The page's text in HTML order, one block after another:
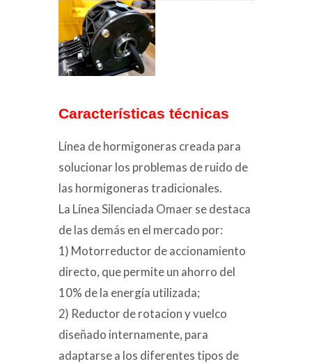
Características técnicas
Línea de hormigoneras creada para
solucionar los problemas de ruido de
las hormigoneras tradicionales.
La Línea Silenciada Omaer se destaca
de las demás en el mercado por:
1) Motorreductor de accionamiento
directo, que permite un ahorro del
10% de la energía utilizada;
2) Reductor de rotacion y vuelco
diseñado internamente, para
adaptarse a los diferentes tipos de